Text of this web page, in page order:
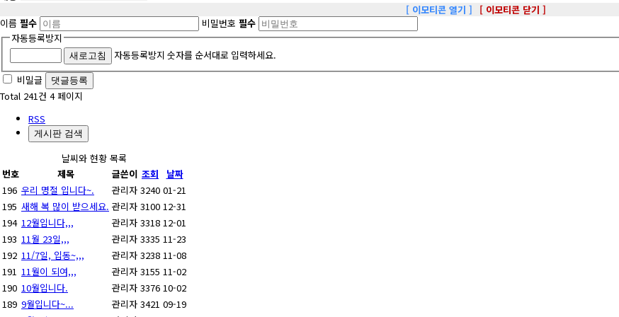
[ 이모티콘 열기 ]
[ 이모티콘 닫기 ]
이름 필수 비밀번호 필수
자동등록방지
새로고침
자동등록방지 숫자를 순서대로 입력하세요.
비밀글
댓글등록
Total 241건 4 페이지
RSS
게시판 검색
날씨와 현황 목록
번호
제목 글쓴이 조회
날짜
196 우리 명절 입니다~. 관리자 3240 01-21
195 새해 복 많이 받으세요. 관리자 3100 12-31
194 12월입니다,,, 관리자 3318 12-01
193 11월 23일,,, 관리자 3335 11-23
192 11/7일, 입동~,,, 관리자 3238 11-08
191 11월이 되여,,, 관리자 3155 11-02
190 10월입니다. 관리자 3376 10-02
189 9월입니다~... 관리자 3421 09-19